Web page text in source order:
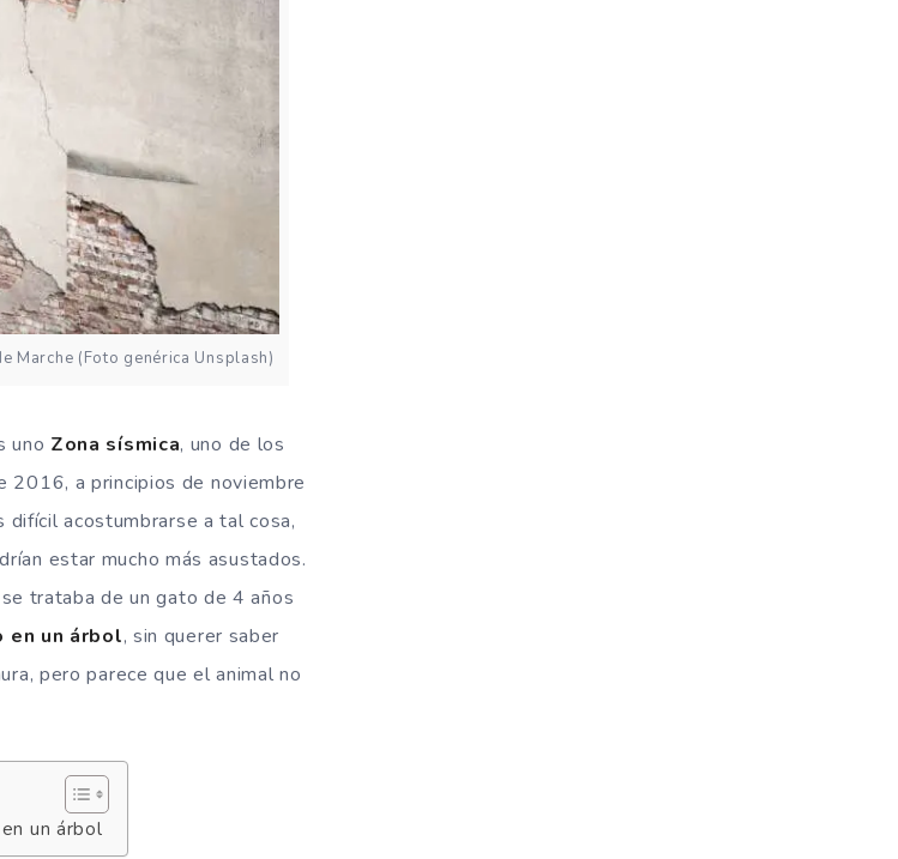
Marche (Foto genérica Unsplash)
uno Zona sísmica, uno de los
a principios de noviembre
acostumbrarse a tal cosa,
estar mucho más asustados.
se trataba de un gato de 4 años
en un árbol, sin querer saber
pero parece que el animal no
un árbol